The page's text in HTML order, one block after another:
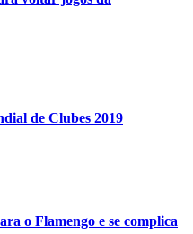
de Clubes 2019
o Flamengo e se complica